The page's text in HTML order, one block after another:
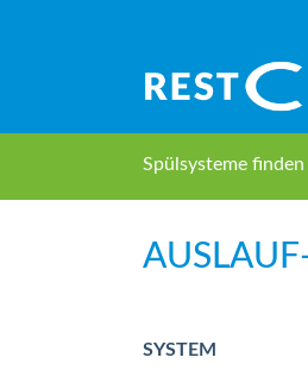
Inhalt
Spülsysteme finden
SYSTEM